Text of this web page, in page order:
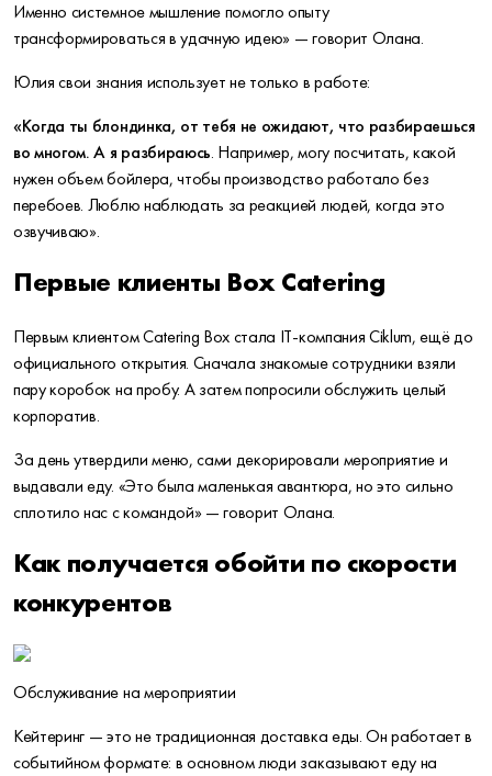
Именно системное мышление помогло опыту
трансформироваться в удачную идею» — говорит Олана.
Юлия свои знания использует не только в работе:
«Когда ты блондинка, от тебя не ожидают, что разбираешься
во многом. А я разбираюсь. Например, могу посчитать, какой
нужен объем бойлера, чтобы производство работало без
перебоев. Люблю наблюдать за реакцией людей, когда это
озвучиваю».
Первые клиенты Box Catering
Первым клиентом Catering Box стала IT-компания Ciklum, ещё до
официального открытия. Сначала знакомые сотрудники взяли
пару коробок на пробу. А затем попросили обслужить целый
корпоратив.
За день утвердили меню, сами декорировали мероприятие и
выдавали еду. «Это была маленькая авантюра, но это сильно
сплотило нас с командой»— говорит Олана.
Как получается обойти по скорости
конкурентов
Обслуживание на мероприятии
Кейтеринг — это не традиционная доставка еды. Он работает в
событийном формате: в основном люди заказывают еду на